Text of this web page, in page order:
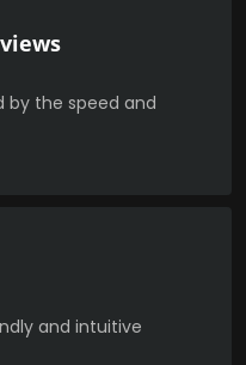
by the speed and
and intuitive